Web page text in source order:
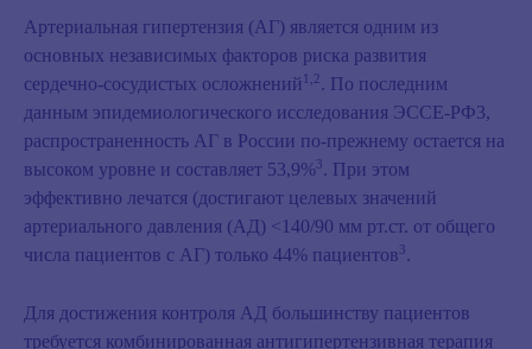
Артериальная гипертензия (АГ) является одним из
основных независимых факторов риска развития
сердечно-сосудистых осложнений1,2. По последним
данным эпидемиологического исследования ЭССЕ-РФ3,
распространенность АГ в России по-прежнему остается на
высоком уровне и составляет 53,9%3. При этом
эффективно лечатся (достигают целевых значений
артериального давления (АД) <140/90 мм рт.ст. от общего
числа пациентов с АГ) только 44% пациентов3.
Для достижения контроля АД большинству пациентов
требуется комбинированная антигипертензивная терапия